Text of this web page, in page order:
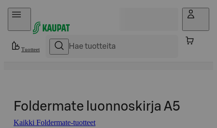
Hyppää sisältöön
Tuotteet
Foldermate luonnoskirja A5
Kaikki Foldermate-tuotteet